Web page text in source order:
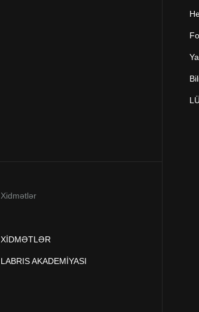
Xidmətlər
XİDMƏTLƏR
LABRIS AKADEMİYASI